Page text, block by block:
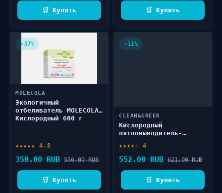
🛒 Купить 🛒 Купить
-37%
MOLECOLA
Экологичный
отбеливатель MOLECOLA
Кислородный 600 г
★★★★★ 4.8
350.00 RUB 556.00 RUB
🛒 Купить
-11%
CLEAN&GREEN
Кислородный
пятновыводитель-
очиститель CLEAN&GREEN
Гриник 1000 г
★★★★☆ 4
552.00 RUB 621.00 RUB
🛒 Купить